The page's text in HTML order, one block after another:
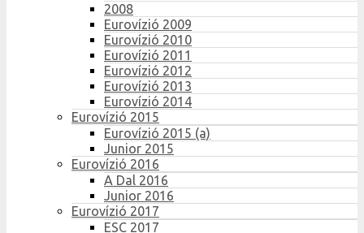
2008
Eurovízió 2009
Eurovízió 2010
Eurovízió 2011
Eurovízió 2012
Eurovízió 2013
Eurovízió 2014
Eurovízió 2015
Eurovízió 2015 (a)
Junior 2015
Eurovízió 2016
A Dal 2016
Junior 2016
Eurovízió 2017
ESC 2017